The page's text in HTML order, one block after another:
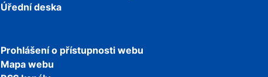
Úřední deska
Prohlášení o přístupnosti webu
Mapa webu